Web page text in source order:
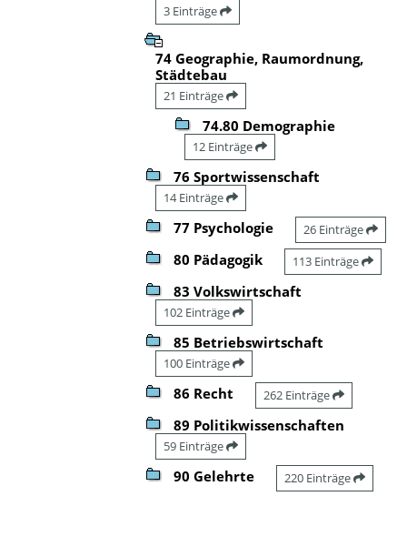
3 Einträge
74 Geographie, Raumordnung,
Städtebau
21 Einträge
74.80 Demographie
12 Einträge
76 Sportwissenschaft
14 Einträge
77 Psychologie 26 Einträge
80 Pädagogik 113 Einträge
83 Volkswirtschaft
102 Einträge
85 Betriebswirtschaft
100 Einträge
86 Recht 262 Einträge
89 Politikwissenschaften
59 Einträge
90 Gelehrte 220 Einträge